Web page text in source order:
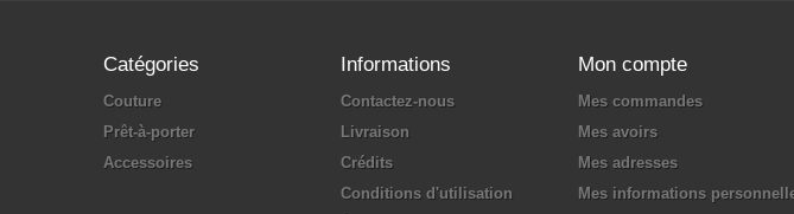
Catégories
Couture
Prêt-à-porter
Accessoires
Informations
Contactez-nous
Livraison
Crédits
Conditions d'utilisation
Mon compte
Mes commandes
Mes avoirs
Mes adresses
Mes informations